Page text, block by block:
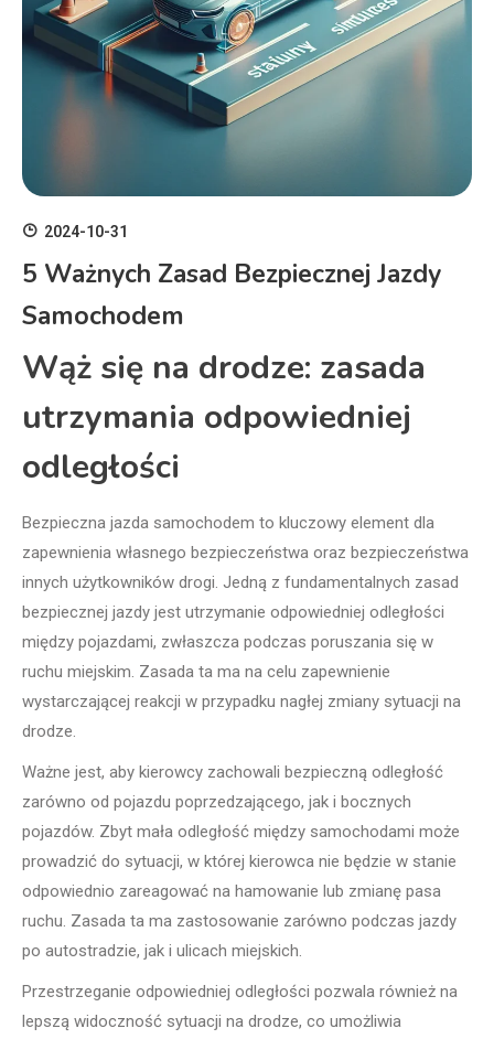
2024-10-31
5 Ważnych Zasad Bezpiecznej Jazdy
Samochodem
Wąż się na drodze: zasada
utrzymania odpowiedniej
odległości
Bezpieczna jazda samochodem to kluczowy element dla
zapewnienia własnego bezpieczeństwa oraz bezpieczeństwa
innych użytkowników drogi. Jedną z fundamentalnych zasad
bezpiecznej jazdy jest utrzymanie odpowiedniej odległości
między pojazdami, zwłaszcza podczas poruszania się w
ruchu miejskim. Zasada ta ma na celu zapewnienie
wystarczającej reakcji w przypadku nagłej zmiany sytuacji na
drodze.
Ważne jest, aby kierowcy zachowali bezpieczną odległość
zarówno od pojazdu poprzedzającego, jak i bocznych
pojazdów. Zbyt mała odległość między samochodami może
prowadzić do sytuacji, w której kierowca nie będzie w stanie
odpowiednio zareagować na hamowanie lub zmianę pasa
ruchu. Zasada ta ma zastosowanie zarówno podczas jazdy
po autostradzie, jak i ulicach miejskich.
Przestrzeganie odpowiedniej odległości pozwala również na
lepszą widoczność sytuacji na drodze, co umożliwia